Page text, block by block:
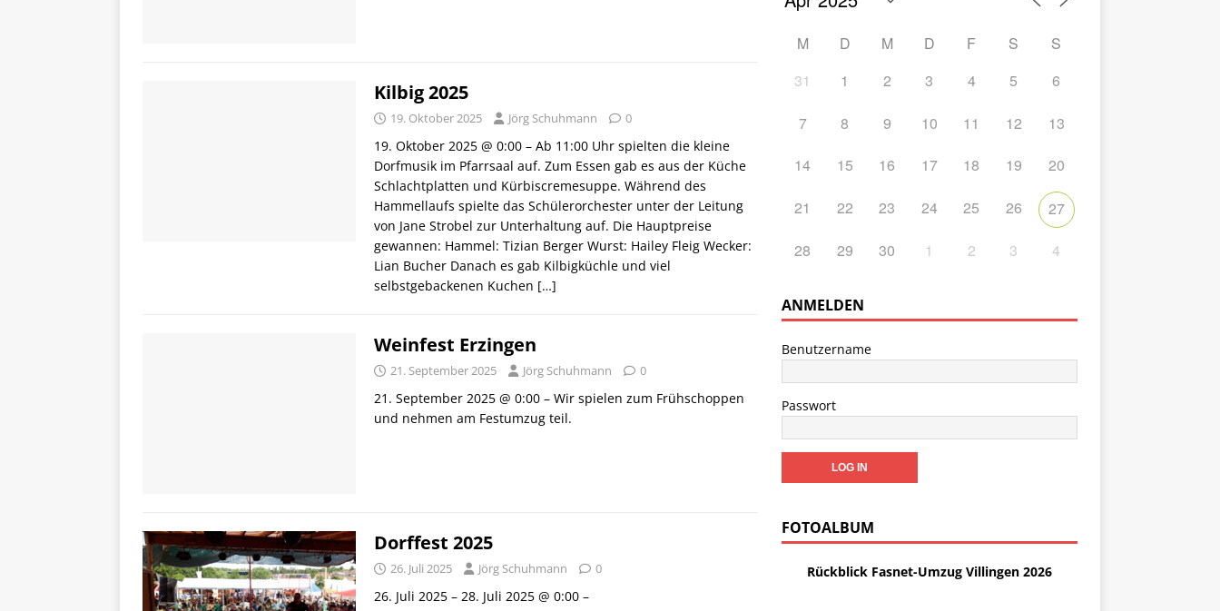
Kilbig 2025
19. Oktober 2025 Jörg Schuhmann 0
19. Oktober 2025 @ 0:00 – Ab 11:00 Uhr spielten die kleine
Dorfmusik im Pfarrsaal auf. Zum Essen gab es aus der Küche
Schlachtplatten und Kürbiscremesuppe. Während des
Hammellaufs spielte das Schülerorchester unter der Leitung
von Jane Strobel zur Unterhaltung auf. Die Hauptpreise
gewannen: Hammel: Tizian Berger Wurst: Hailey Fleig Wecker:
Lian Bucher Danach es gab Kilbigküchle und viel
selbstgebackenen Kuchen […]
Weinfest Erzingen
21. September 2025 Jörg Schuhmann 0
21. September 2025 @ 0:00 – Wir spielen zum Frühschoppen
und nehmen am Festumzug teil.
Dorffest 2025
26. Juli 2025 Jörg Schuhmann 0
26. Juli 2025 – 28. Juli 2025 @ 0:00 –
M D M D F S
S
31
1 2 3 4 5 6
7 8 9 10 11 12 13
14 15 16 17 18 19 20
21 22 23 24 25 26
27
28
29 30 1 2 3 4
ANMELDEN
Benutzername
Passwort
FOTOALBUM
Rückblick Fasnet-Umzug Villingen 2026